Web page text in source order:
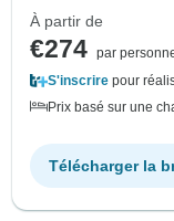
À partir de
€274 par
S'inscrire pour
Prix basé sur une
Télécharger la